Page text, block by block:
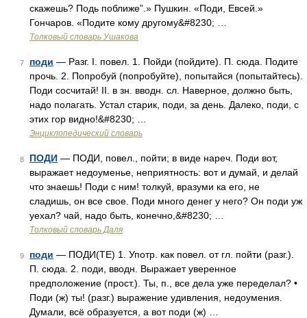
скажешь? Подь поближе”.» Пушкин. «Поди, Евсей.»
Гончаров. «Подите кому другому&#8230; …
Толковый словарь Ушакова
7 поди — Разг. I. повел. 1. Пойди (пойдите). П. сюда. Подите
прочь. 2. Попробуй (попробуйте), попытайся (попытайтесь).
Поди сосчитай! II. в зн. вводн. сл. Наверное, должно быть,
надо полагать. Устал старик, поди, за день. Далеко, поди, с
этих гор видно!&#8230; …
Энциклопедический словарь
8 ПОДИ — ПОДИ, повел., пойти; в виде нареч. Поди вот,
выражает недоуменье, неприятность: вот и думай, и делай
что знаешь! Поди с ним! толкуй, вразуми ка его, не
сладишь, он все свое. Поди много денег у него? Он поди уж
уехал? чай, надо быть, конечно,&#8230; …
Толковый словарь Даля
9 поди — ПОДИ(ТЕ) 1. Употр. как повел. от гл. пойти (разг.).
П. сюда. 2. поди, вводн. Выражает уверенное
предположение (прост.). Ты, п., все дела уже переделал? •
Поди (ж) ты! (разг.) выражение удивления, недоумения.
Думали, всё образуется, а вот поди (ж) …